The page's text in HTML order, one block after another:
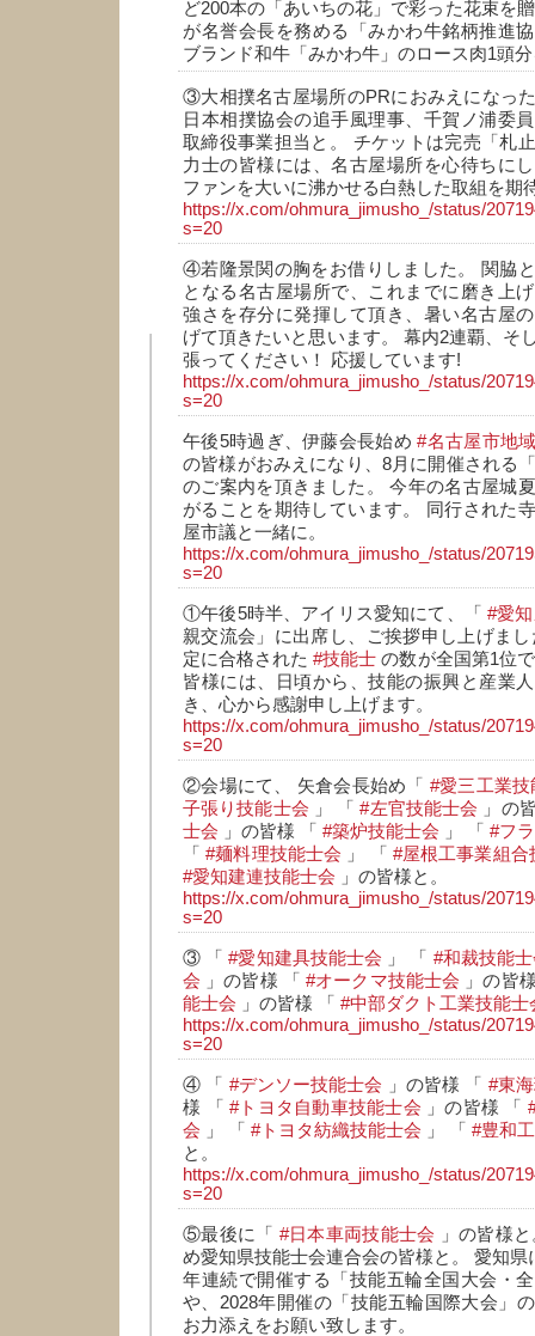
ど200本の「あいちの花」で彩った花束を
が名誉会長を務める「みかわ牛銘柄推進
ブランド和牛「みかわ牛」のロース肉1頭
③大相撲名古屋場所のPRにおみえになっ
日本相撲協会の追手風理事、千賀ノ浦委
取締役事業担当と。 チケットは完売「札
力士の皆様には、名古屋場所を心待ちに
ファンを大いに沸かせる白熱した取組を期
https://x.com/ohmura_jimusho_/status/
s=20
④若隆景関の胸をお借りしました。 関脇
となる名古屋場所で、これまでに磨き上
強さを存分に発揮して頂き、暑い名古屋
げて頂きたいと思います。 幕内2連覇、そ
張ってください！ 応援しています!
https://x.com/ohmura_jimusho_/status/
s=20
午後5時過ぎ、伊藤会長始め#名古屋市地
の皆様がおみえになり、8月に開催される
のご案内を頂きました。 今年の名古屋城
がることを期待しています。 同行された
屋市議と一緒に。
https://x.com/ohmura_jimusho_/status/
s=20
①午後5時半、アイリス愛知にて、「 #愛
親交流会」に出席し、ご挨拶申し上げま
定に合格された#技能士 の数が全国第1位
皆様には、日頃から、技能の振興と産業
き、心から感謝申し上げます。
https://x.com/ohmura_jimusho_/status/
s=20
②会場にて、 矢倉会長始め「 #愛三工業技
子張り技能士会 」 「#左官技能士会 」の
士会 」の皆様 「 #築炉技能士会 」 「 #フ
「#麺料理技能士会 」 「 #屋根工事業組合
#愛知建連技能士会 」の皆様と。
https://x.com/ohmura_jimusho_/status/
s=20
③ 「#愛知建具技能士会 」 「 #和裁技能
会 」の皆様 「#オークマ技能士会 」の皆
能士会 」の皆様 「 #中部ダクト工業技能士
https://x.com/ohmura_jimusho_/status/
s=20
④ 「 #デンソー技能士会 」の皆様 「 #東
様 「 #トヨタ自動車技能士会 」の皆様 「
会 」 「 #トヨタ紡織技能士会 」 「 #豊和
と。
https://x.com/ohmura_jimusho_/status/
s=20
⑤最後に「 #日本車両技能士会 」の皆様
め愛知県技能士会連合会の皆様と。 愛知県
年連続で開催する「技能五輪全国大会・
や、2028年開催の「技能五輪国際大会」
お力添えをお願い致します。